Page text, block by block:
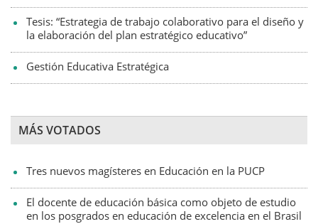
Tesis: “Estrategia de trabajo colaborativo para el diseño y
la elaboración del plan estratégico educativo”
Gestión Educativa Estratégica
MÁS VOTADOS
Tres nuevos magísteres en Educación en la PUCP
El docente de educación básica como objeto de estudio
en los posgrados en educación de excelencia en el Brasil